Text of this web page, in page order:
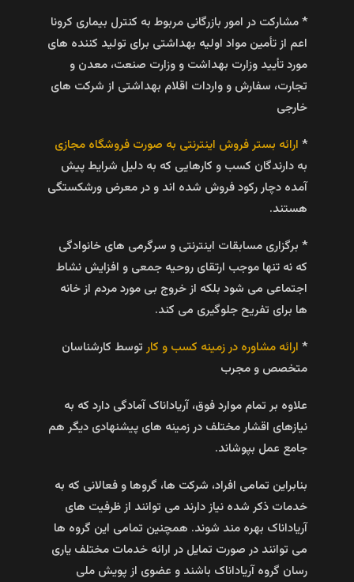
* مشارکت در امور بازرگانی مربوط به کنترل بیماری کرونا
اعم از تأمین مواد اولیه بهداشتی برای تولید کننده های
مورد تأیید وزارت بهداشت و وزارت صنعت، معدن و
تجارت، سفارش و واردات اقلام بهداشتی از شرکت های
خارجی
* ارائه بستر فروش اینترنتی به صورت فروشگاه مجازی
به دارندگان کسب و کارهایی که به دلیل شرایط پیش
آمده دچار رکود فروش شده اند و در معرض ورشکستگی
هستند.
* برگزاری مسابقات اینترنتی و سرگرمی های خانوادگی
که نه تنها موجب ارتقای روحیه جمعی و افزایش نشاط
اجتماعی می شود بلکه از خروج بی مورد مردم از خانه
ها برای تفریح جلوگیری می کند.
* ارائه مشاوره در زمینه کسب و کارتوسط کارشناسان
متخصص و مجرب
علاوه بر تمام موارد فوق، آریاداناک آمادگی دارد که به
نیازهای اقشار مختلف در زمینه های پیشنهادی دیگر هم
جامع عمل بپوشاند.
بنابراین تمامی افراد، شرکت ها، گروها و فعالانی که به
خدمات ذکر شده نیاز دارند می توانند از ظرفیت های
آریاداناک بهره مند شوند. همچنین تمامی این گروه ها
می توانند در صورت تمایل در ارائه خدمات مختلف یاری
رسان گروه آریاداناک باشند و عضوی از پویش ملی